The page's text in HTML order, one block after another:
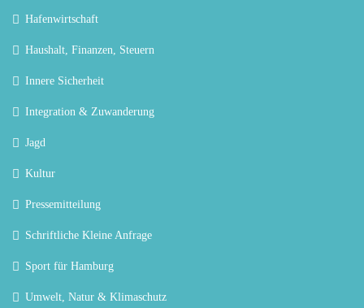
Hafenwirtschaft
Haushalt, Finanzen, Steuern
Innere Sicherheit
Integration & Zuwanderung
Jagd
Kultur
Pressemitteilung
Schriftliche Kleine Anfrage
Sport für Hamburg
Umwelt, Natur & Klimaschutz